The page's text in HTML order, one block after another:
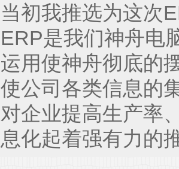
当初我推选为这次
ERP是我们神舟电
运用使神舟彻底的
使公司各类信息的
对企业提高生产率
息化起着强有力的